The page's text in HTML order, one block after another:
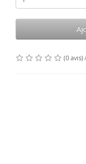
(0 avis)/